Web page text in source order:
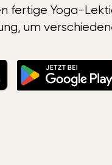
fertige Yoga-
um